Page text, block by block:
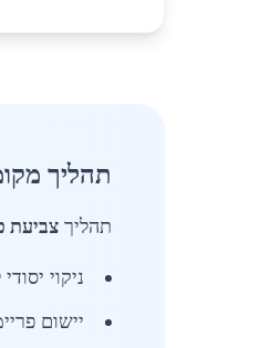
תהליך
תהליך צביעת
ניקוי
יישום